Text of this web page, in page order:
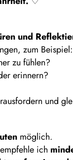
und
zum Beispiel:
zu fühlen?
erinnern?
und
möglich.
empfehle ich